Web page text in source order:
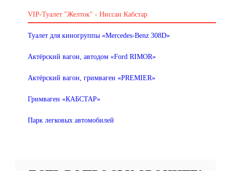
VIP-Туалет "Желток" - Ниссан Кабстар
Туалет для киногруппы «Mercedes-Benz 308D»
Актёрский вагон, автодом «Ford RIMOR»
Актёрский вагон, гримваген «PREMIER»
Гримваген «КАБСТАР»
Парк легковых автомобилей